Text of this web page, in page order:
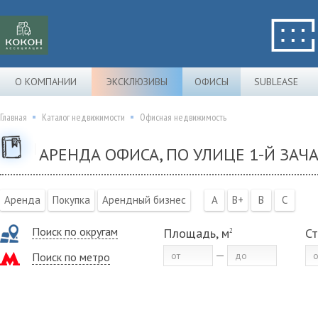
О КОМПАНИИ ЭКСКЛЮЗИВЫ ОФИСЫ SUBLEASE
Главная Каталог недвижимости Офисная недвижимость
АРЕНДА ОФИСА, ПО УЛИЦЕ 1-Й
Аренда Покупка Арендный бизнес A B+ B C
Поиск по округам
Поиск по метро
Площадь, м2